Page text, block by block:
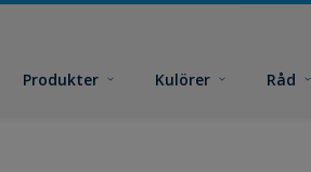
Produkter Kulörer Råd